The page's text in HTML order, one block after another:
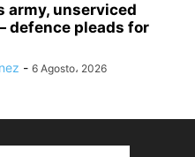
army, unserviced
defence pleads for
- 6 Agosto، 2026